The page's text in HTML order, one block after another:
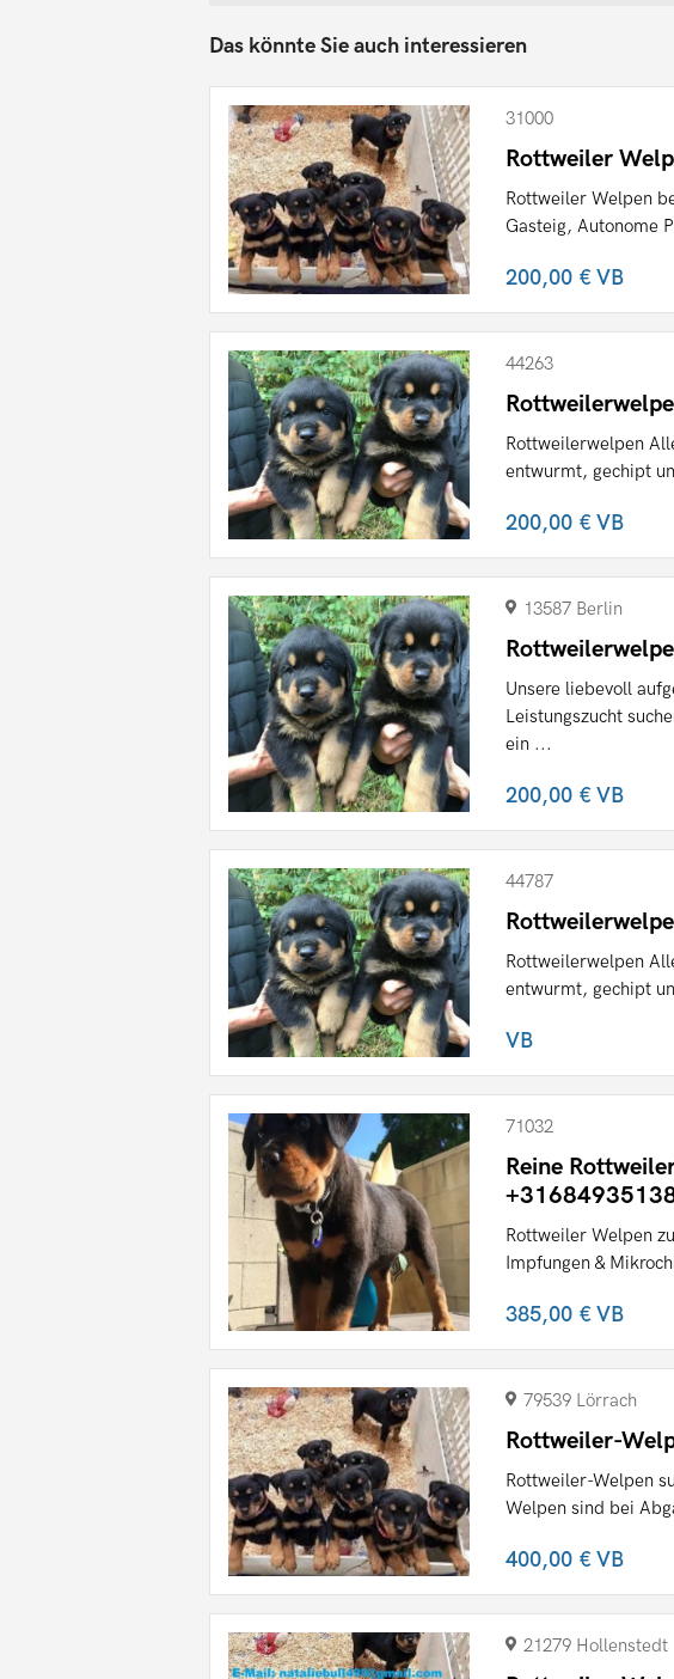
Das könnte Sie auch interessieren
31000
Rottweiler
Rottweiler Welpen
Gasteig, Autonome
200,00 €VB
44263
Rottweilerwelpen
entwurmt, gechipt
200,00 €VB
13587 Berlin
Unsere liebevoll
Leistungszucht
ein ...
200,00 €VB
44787
Rottweilerwelpen
entwurmt, gechipt
VB
71032
Reine
Rottweiler Welpen
Impfungen &
385,00 €VB
79539 Lörrach
Rottweiler-
Rottweiler-Welpen
Welpen sind bei
400,00 €VB
21279 Hollenstedt